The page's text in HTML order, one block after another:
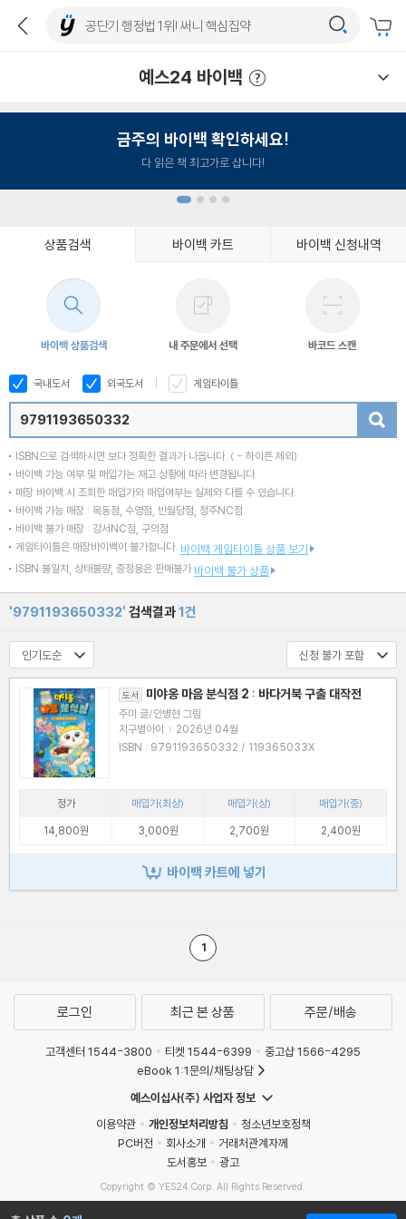
예스24 바이백
금주의 바이백 확인하세요!
다 읽은 책 최고가로 삽니다!
상품검색 바이백 카트 바이백 신청내역
바이백 상품검색 내 주문에서 선택 바코드 스캔
국내도서 외국도서 게임타이틀
ISBN으로 검색하시면 보다 정확한 결과가 나옵니다. ( - 하이픈 제외)
바이백 가능 여부 및 매입가는 재고 상황에 따라 변경됩니다.
매장 바이백 시 조회한 매입가와 매입여부는 실제와 다를 수 있습니다.
바이백 가능 매장 : 목동점, 수영점, 반월당점, 청주NC점
바이백 불가 매장 : 강서NC점, 구의점
게임타이틀은 매장바이백이 불가합니다. 바이백 게임타이틀 상품 보기
ISBN 불일치, 상태불량, 증정용은 판매불가 바이백 불가 상품
'9791193650332' 검색결과1건
도서 미야옹 마음 분식점 2 : 바다거북 구출 대작전
주미 글/안병현 그림
지구별아이 | 2026년 04월
ISBN : 9791193650332 / 119365033X
정가 매입가(최상) 매입가(상)
매입가(중)
14,800원
3,000원 2,700원 2,400원
바이백 카트에 넣기
1
로그인 최근 본 상품 주문/배송
고객센터 1544-3800 티켓 1544-6399
중고샵 1566-4295
eBook 1:1문의/채팅상담
예스이십사(주) 사업자 정보
이용약관
개인정보처리방침
청소년보호정책
PC버전
회사소개
거래처관계자께
도서홍보
광고
Copyright © YES24 Corp. All Rights Reserved.
MATOM8